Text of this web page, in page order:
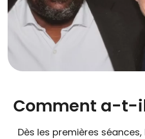
Comment a-t-
Dès les premières